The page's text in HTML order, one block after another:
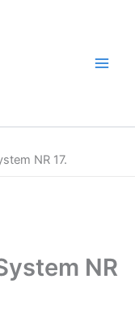
NR 17.
NR